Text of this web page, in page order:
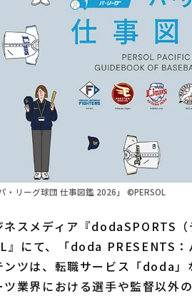
パ・リーグ球団 仕事図鑑 2026」 ©PERSOL
スメディア『dodaSPORTS
』にて、「doda PRESENTS
ンツは、転職サービス「doda
業界における選手や監督以外